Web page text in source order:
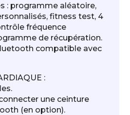
: programme aléatoire,
fitness test, 4
fréquence
de récupération.
compatible avec
:
une ceinture
(en option).